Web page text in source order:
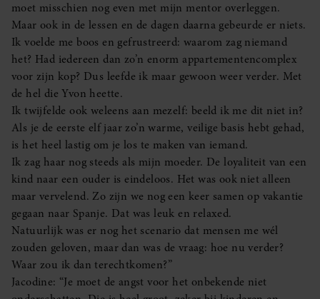
moet misschien nog even met mijn mentor overleggen.
Maar ook in de lessen en de dagen daarna gebeurde er niets.
Ik voelde me boos en gefrustreerd: waarom zag niemand
het? Had iedereen dan zo’n enorm appartementencomplex
voor zijn kop? Dus leefde ik maar gewoon weer verder. Met
de hel die Yvon heette.
Ik twijfelde ook weleens aan mezelf: beeld ik me dit niet in?
Als je de eerste elf jaar zo’n warme, veilige basis hebt gehad,
is het heel lastig om je los te maken van iemand.
Ik zag haar nog steeds als mijn moeder. De loyaliteit van een
kind naar een ouder is eindeloos. Het was ook niet alleen
maar vervelend. Zo zijn we nog een keer samen op vakantie
gegaan naar Spanje. Dat was leuk en relaxed.
Natuurlijk was er nog het scenario dat mensen me wél
zouden geloven, maar dan was de vraag: hoe nu verder?
Waar zou ik dan terechtkomen?”
Jacodine: “Je moet de angst voor het onbekende niet